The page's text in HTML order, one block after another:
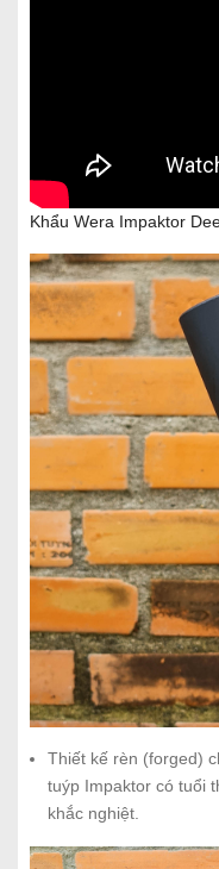
Khẩu Wera Impaktor
Thiết kế rèn (forged)
tuýp Impaktor có tuổi
khắc nghiệt.